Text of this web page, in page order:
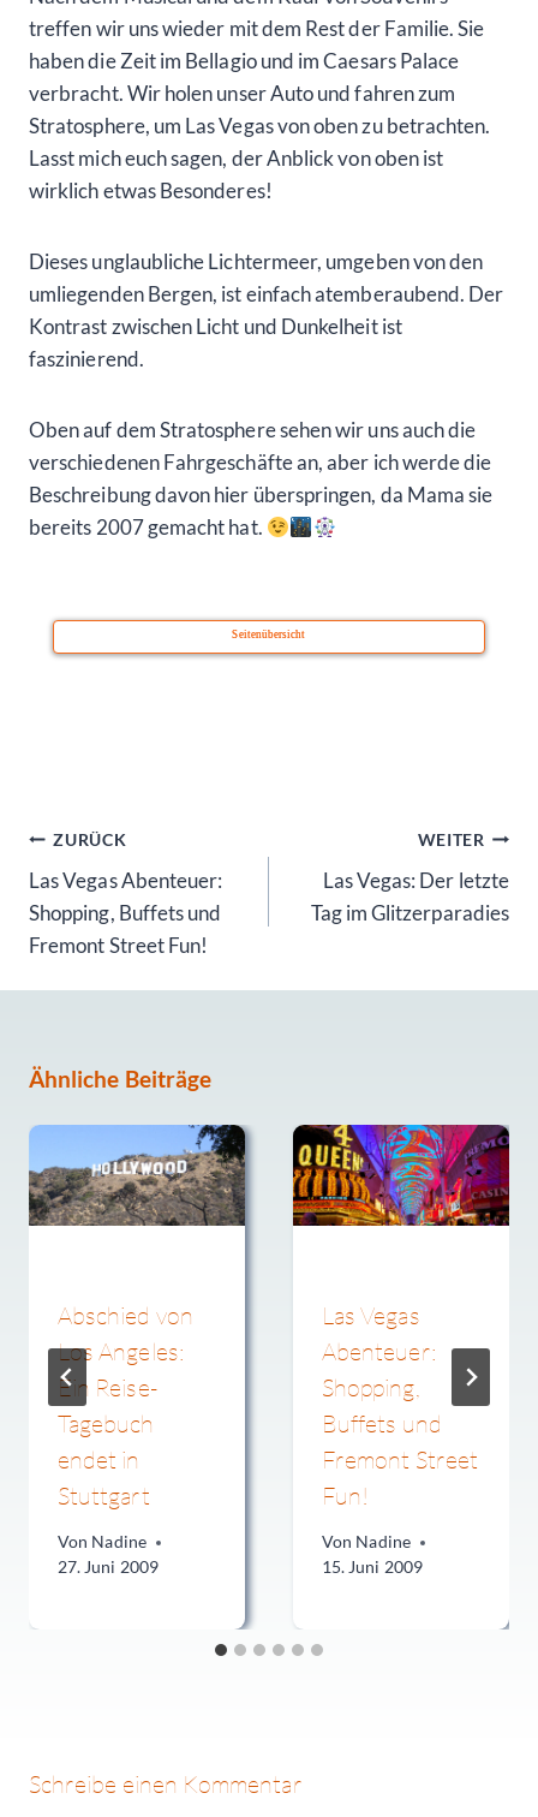
treffen wir uns wieder mit dem Rest der Familie. Sie
haben die Zeit im Bellagio und im Caesars Palace
verbracht. Wir holen unser Auto und fahren zum
Stratosphere, um Las Vegas von oben zu betrachten.
Lasst mich euch sagen, der Anblick von oben ist
wirklich etwas Besonderes!
Dieses unglaubliche Lichtermeer, umgeben von den
umliegenden Bergen, ist einfach atemberaubend. Der
Kontrast zwischen Licht und Dunkelheit ist
faszinierend.
Oben auf dem Stratosphere sehen wir uns auch die
verschiedenen Fahrgeschäfte an, aber ich werde die
Beschreibung davon hier überspringen, da Mama sie
bereits 2007 gemacht hat.
Seitenübersicht
Beitragsnavigation
ZURÜCK
Las Vegas Abenteuer:
Shopping, Buffets und
Fremont Street Fun!
WEITER
Las Vegas: Der letzte
Tag im Glitzerparadies
Ähnliche Beiträge
Abschied von
Los Angeles:
Ein Reise-
Tagebuch
endet in
Stuttgart
Von Nadine
27. Juni 2009
Las Vegas
Abenteuer:
Shopping,
Buffets und
Fremont Street
Fun!
Von Nadine
15. Juni 2009
Schreibe einen Kommentar